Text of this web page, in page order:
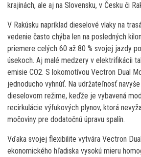
krajinách, ale aj na Slovensku, v Česku či
V Rakúsku napríklad dieselové vlaky na
vedenie často chýba len na posledných
priemere celých 60 až 80 % svojej jazdy
úsekoch. Aj malé medzery v elektrifikácii
emisie CO2. S lokomotívou Vectron Dual
jednoducho vyhnúť. Na udržateľnosť
dieselovom režime, keďže je vybavená
recirkulácie výfukových plynov, ktorá
močoviny pre dodatočnú úpravu spalín.
Vďaka svojej flexibilite vytvára Vectron
ekonomického hľadiska vysokú mieru